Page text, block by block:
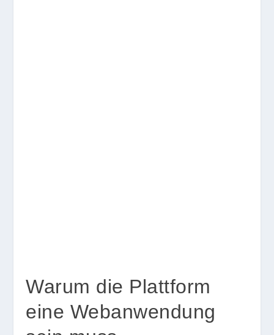
Warum die Plattform
eine Webanwendung